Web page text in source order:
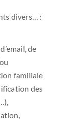
divers… :
de
familiale
des